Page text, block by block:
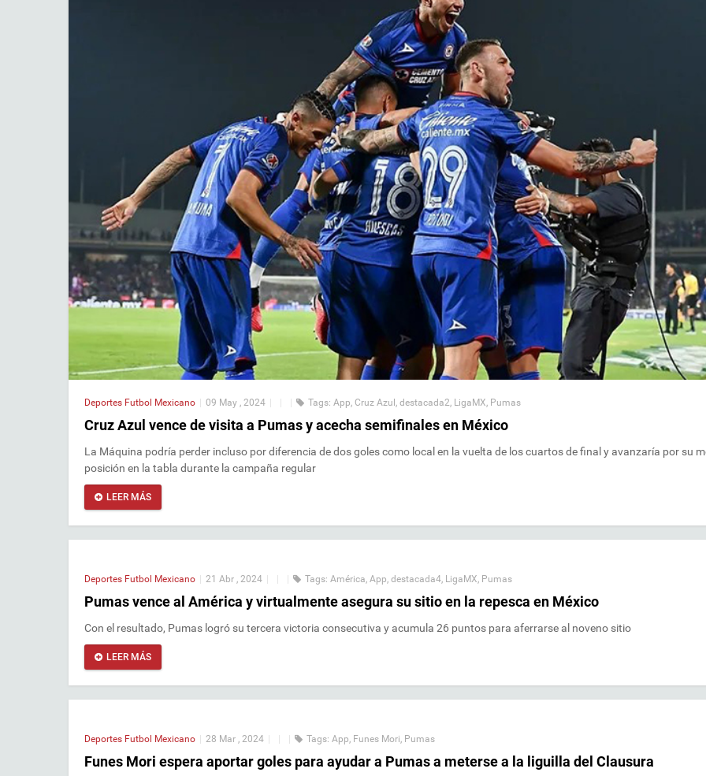
Deportes Futbol Mexicano 09 May , 2024 Tags: App, Cruz Azul , destacada2, LigaMX, Pumas
Cruz Azul vence de visita a Pumas y acecha semifinales en México
La Máquina podría perder incluso por diferencia de dos goles como local en la vuelta de los cuartos de final y avanzaría por su
posición en la tabla durante la campaña regular
LEER MÁS
Deportes Futbol Mexicano 21 Abr , 2024 Tags: América, App, destacada4, LigaMX, Pumas
Pumas vence al América y virtualmente asegura su sitio en la repesca en México
Con el resultado, Pumas logró su tercera victoria consecutiva y acumula 26 puntos para aferrarse al noveno sitio
LEER MÁS
Deportes Futbol Mexicano 28 Mar , 2024 Tags: App, Funes Mori, Pumas
Funes Mori espera aportar goles para ayudar a Pumas a meterse a la liguilla del Clausura